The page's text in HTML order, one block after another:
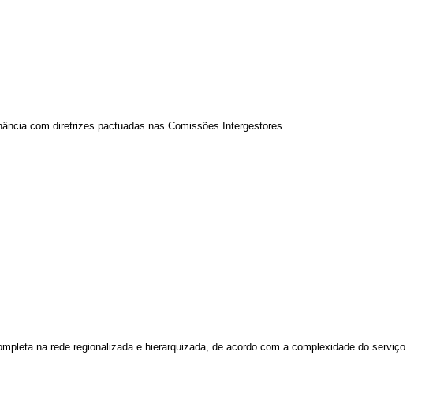
com diretrizes pactuadas nas Comissões Intergestores .
na rede regionalizada e hierarquizada, de acordo com a complexidade do serviço.